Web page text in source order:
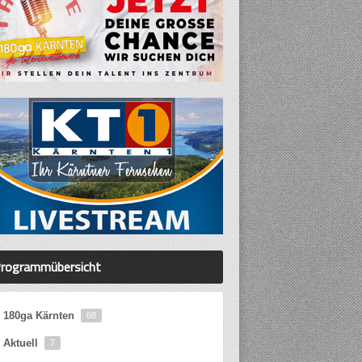
180ga Kärnten 68
Aktuell 7